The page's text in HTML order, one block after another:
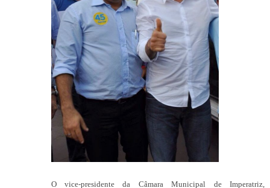
O vice-presidente da Câmara Municipal de Imperatriz,